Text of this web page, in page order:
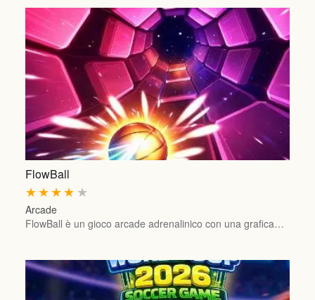
FlowBall
★
★
★
★
★
Arcade
FlowBall è un gioco arcade adrenalinico con una grafica…